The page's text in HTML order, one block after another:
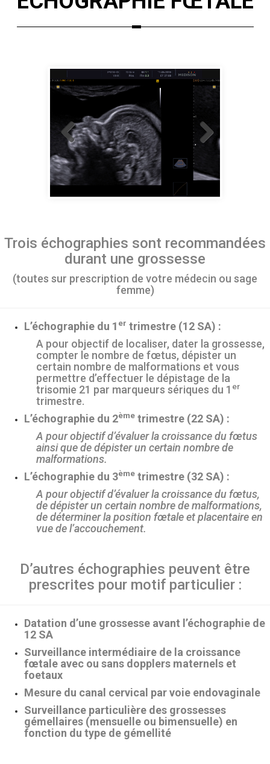
Trois échographies sont recommandées
durant une grossesse
(toutes sur prescription de votre médecin ou sage
femme)
L’échographie du 1 er trimestre (12 SA) :
A pour objectif de localiser, dater la grossesse,
compter le nombre de fœtus, dépister un
certain nombre de malformations et vous
permettre d’effectuer le dépistage de la
trisomie 21 par marqueurs sériques du 1 er
trimestre.
L’échographie du 2ème trimestre (22 SA) :
A pour objectif d’évaluer la croissance du fœtus
ainsi que de dépister un certain nombre de
malformations.
L’échographie du 3ème trimestre (32 SA) :
A pour objectif d’évaluer la croissance du fœtus,
de dépister un certain nombre de malformations,
de déterminer la position fœtale et placentaire en
vue de l’accouchement.
D’autres échographies peuvent être
prescrites pour motif particulier :
Datation d’une grossesse avant l’échographie de
12 SA
Surveillance intermédiaire de la croissance
fœtale avec ou sans dopplers maternels et
foetaux
Mesure du canal cervical par voie endovaginale
Surveillance particulière des grossesses
gémellaires (mensuelle ou bimensuelle) en
fonction du type de gémellité